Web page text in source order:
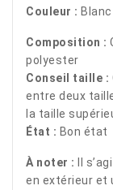
Couleur :
Composition :
polyester
Conseil taille :
entre deux
la taille
État : Bon état
À noter :
Il
en extérieur et